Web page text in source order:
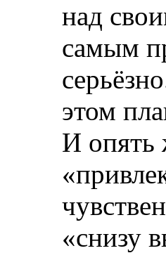
над
самым
этом
И опять
«снизу